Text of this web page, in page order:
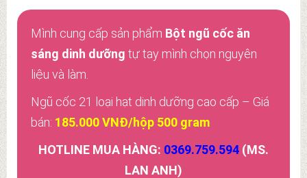
Mình cung cấp sản phẩm Bột ngũ cốc ăn
sáng dinh dưỡng tự tay mình chọn nguyên
liệu và làm.
Ngũ cốc 21 loại hạt dinh dưỡng cao cấp – Giá
bán: 185.000 VNĐ/hộp 500 gram
HOTLINE MUA HÀNG: 0369.759.594 (MS.
LAN ANH)